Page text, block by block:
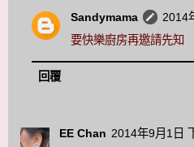
Sandymama
2014
要快樂廚房再邀請先知
回覆
EE Chan 2014年9月1日